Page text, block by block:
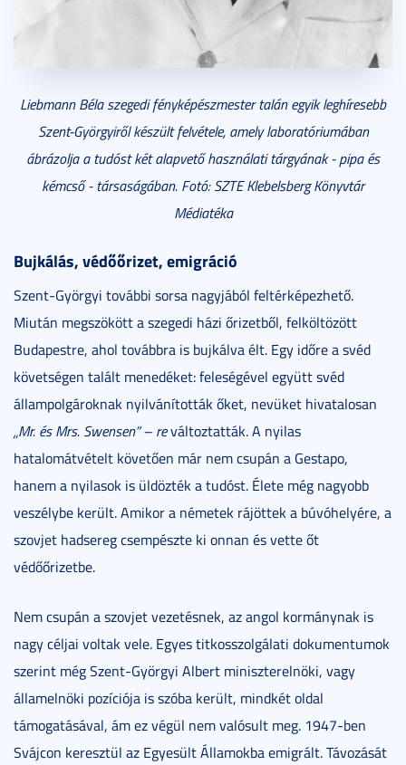
Liebmann Béla szegedi fényképészmester talán egyik leghíresebb
Szent-Györgyiről készült felvétele, amely laboratóriumában
ábrázolja a tudóst két alapvető használati tárgyának - pipa és
kémcső - társaságában. Fotó: SZTE Klebelsberg Könyvtár
Médiatéka
Bujkálás, védőőrizet, emigráció
Szent-Györgyi további sorsa nagyjából feltérképezhető.
Miután megszökött a szegedi házi őrizetből, felköltözött
Budapestre, ahol továbbra is bujkálva élt. Egy időre a svéd
követségen talált menedéket: feleségével együtt svéd
állampolgároknak nyilvánították őket, nevüket hivatalosan
„Mr. és Mrs. Swensen” – reváltoztatták. A nyilas
hatalomátvételt követően már nem csupán a Gestapo,
hanem a nyilasok is üldözték a tudóst. Élete még nagyobb
veszélybe került. Amikor a németek rájöttek a búvóhelyére, a
szovjet hadsereg csempészte ki onnan és vette őt
védőőrizetbe.
Nem csupán a szovjet vezetésnek, az angol kormánynak is
nagy céljai voltak vele. Egyes titkosszolgálati dokumentumok
szerint még Szent-Györgyi Albert miniszterelnöki, vagy
államelnöki pozíciója is szóba került, mindkét oldal
támogatásával, ám ez végül nem valósult meg. 1947-ben
Svájcon keresztül az Egyesült Államokba emigrált. Távozását